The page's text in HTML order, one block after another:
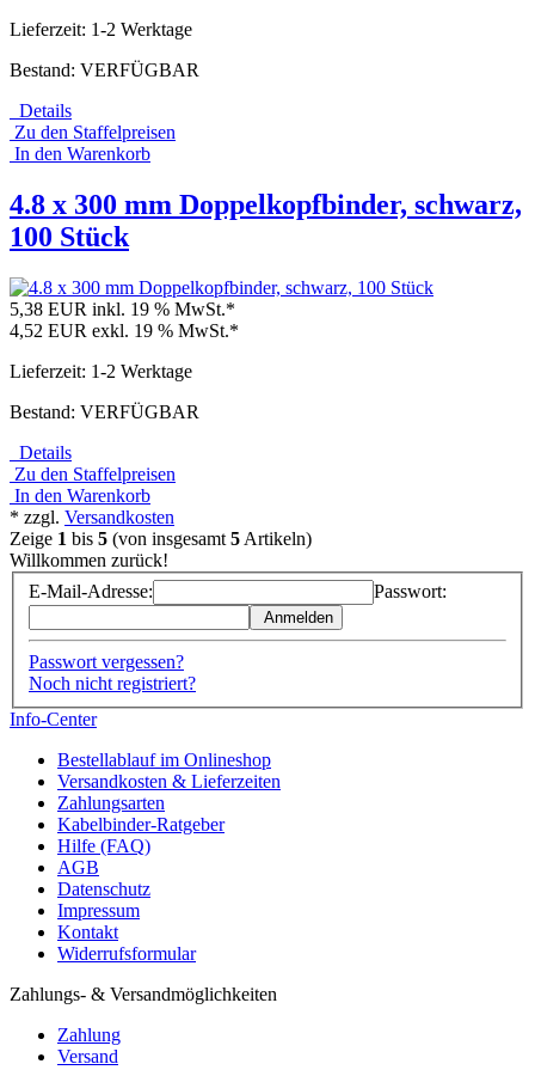
Lieferzeit: 1-2 Werktage
Bestand: VERFÜGBAR
Details
Zu den Staffelpreisen
In den Warenkorb
4.8 x 300 mm Doppelkopfbinder, schwarz,
100 Stück
5,38 EUR inkl. 19 % MwSt.*
4,52 EUR exkl. 19 % MwSt.*
Lieferzeit: 1-2 Werktage
Bestand: VERFÜGBAR
Details
Zu den Staffelpreisen
In den Warenkorb
* zzgl. Versandkosten
Zeige 1 bis 5 (von insgesamt 5 Artikeln)
Willkommen zurück!
E-Mail-Adresse:
Passwort:
Anmelden
Passwort vergessen?
Noch nicht registriert?
Info-Center
Bestellablauf im Onlineshop
Versandkosten & Lieferzeiten
Zahlungsarten
Kabelbinder-Ratgeber
Hilfe (FAQ)
AGB
Datenschutz
Impressum
Kontakt
Widerrufsformular
Zahlungs- & Versandmöglichkeiten
Zahlung
Versand